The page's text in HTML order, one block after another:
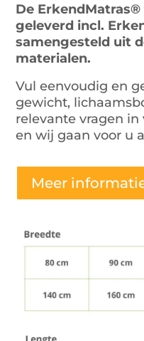
De
geleverd incl.
samengesteld uit
materialen.
Vul eenvoudig en
gewicht,
relevante vragen
en wij gaan voor u
Meer